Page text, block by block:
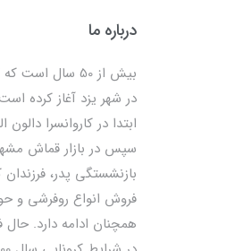
درباره ما
بیش از 50 سال
در شهر یزد آغاز کرده
ابتدا در کاروانسرا دالون
سپس در بازار قماش
بازنشستگی پدر، فرزندان
همچنان ادامه دارد. حال